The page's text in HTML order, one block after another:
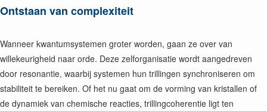
Ontstaan van complexiteit
Wanneer kwantumsystemen groter worden, gaan ze over van
willekeurigheid naar orde. Deze zelforganisatie wordt aangedreven
door resonantie, waarbij systemen hun trillingen synchroniseren om
stabiliteit te bereiken. Of het nu gaat om de vorming van kristallen of
de dynamiek van chemische reacties, trillingcoherentie ligt ten